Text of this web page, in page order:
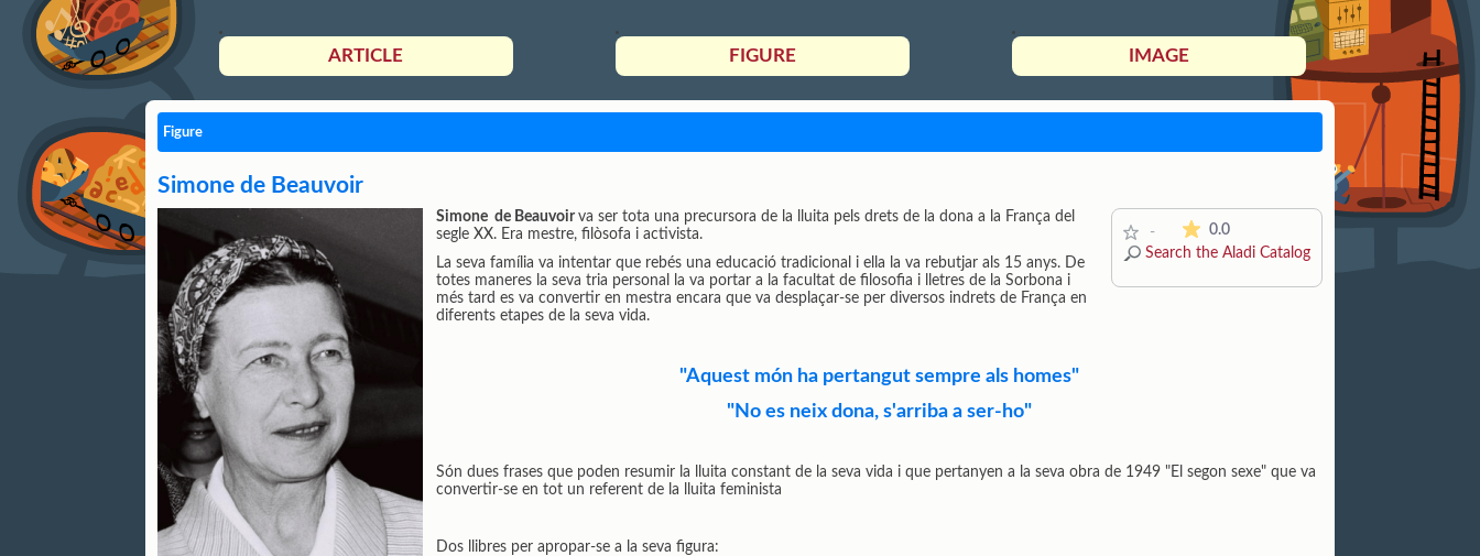
ARTICLE FIGURE IMAGE
Figure
Simone de Beauvoir
- 0.0The average rating is 0 stars out of 5.
Search the Aladi Catalog
Simone de Beauvoirva ser tota una precursora de la lluita pels drets de la dona a la França del
segle XX. Era mestre, filòsofa i activista.
La seva família va intentar que rebés una educació tradicional i ella la va rebutjar als 15 anys. De
totes maneres la seva tria personal la va portar a la facultat de filosofia i lletres de la Sorbona i
més tard es va convertir en mestra encara que va desplaçar-se per diversos indrets de França en
diferents etapes de la seva vida.
"Aquest món ha pertangut sempre als homes"
"No es neix dona, s'arriba a ser-ho"
Són dues frases que poden resumir la lluita constant de la seva vida i que pertanyen a la seva obra de 1949 "El segon sexe" que va
convertir-se en tot un referent de la lluita feminista
Dos llibres per apropar-se a la seva figura: